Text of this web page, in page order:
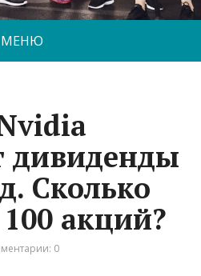
МЕНЮ
дивиденды
Сколько
акций?
0